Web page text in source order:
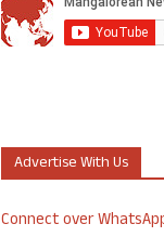
Advertise With Us
Connect over